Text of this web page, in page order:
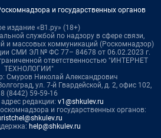
и государственных органов
издание «В1.ру» (18+)
службой по надзору в сфере связи,
и массовых коммуникаций (Роскомнадзор)
СМИ ЭЛ № ФС 77– 84678 от 06.02.2023 г.
ответственностью "ИНТЕРНЕТ
ТЕХНОЛОГИИ"
Смуров Николай Александрович
ул. 7-й Гвардейской, д. 2, офис 102,
8 (8442) 59-59-16
редакции: v1@shkulev.ru
и государственных органов:
help@shkulev.ru